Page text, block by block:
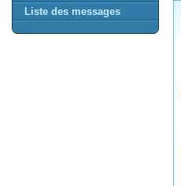
Liste des messages